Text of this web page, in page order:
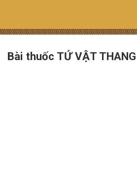
content
Bài thuốc TỨ VẬT THANG